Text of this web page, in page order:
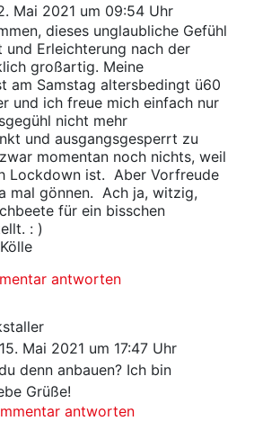
Mai 2021 um 09:54 Uhr
dieses unglaubliche Gefühl
und Erleichterung nach der
großartig. Meine
am Samstag altersbedingt ü60
und ich freue mich einfach nur
nicht mehr
und ausgangsgesperrt zu
momentan noch nichts, weil
Lockdown ist. Aber Vorfreude
mal gönnen. Ach ja, witzig,
für ein bisschen
: )
antworten
Mai 2021 um 17:47 Uhr
denn anbauen? Ich bin
Grüße!
antworten